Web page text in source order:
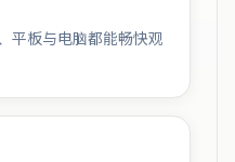
平板与电脑都能畅快观